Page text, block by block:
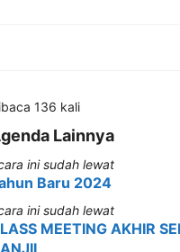
136 kali
Lainnya
ini sudah lewat
Baru 2024
ini sudah lewat
MEETING AKHIR